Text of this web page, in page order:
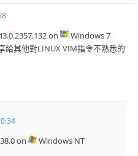
on
Windows 7
給其他對LINUX VIM指令不熟悉的
on
Windows NT